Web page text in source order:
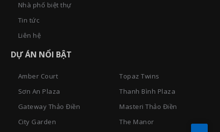
Nhà phố biệt thự
Tin tức
Liên hệ
DỰ ÁN NỔI BẬT
Amber Court
Topaz Twins
Sơn An Plaza
Thanh Bình Plaza
Gateway Thảo Điền
Masteri Thảo Điền
City Garden
The Manor